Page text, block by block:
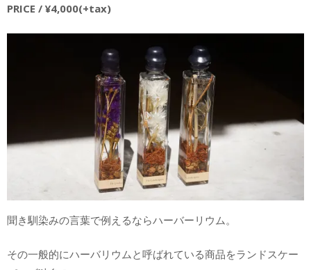
PRICE / ¥4,000(+tax)
聞き馴染みの言葉で例えるならハーバーリウム。
その一般的にハーバリウムと呼ばれている商品をランドスケー